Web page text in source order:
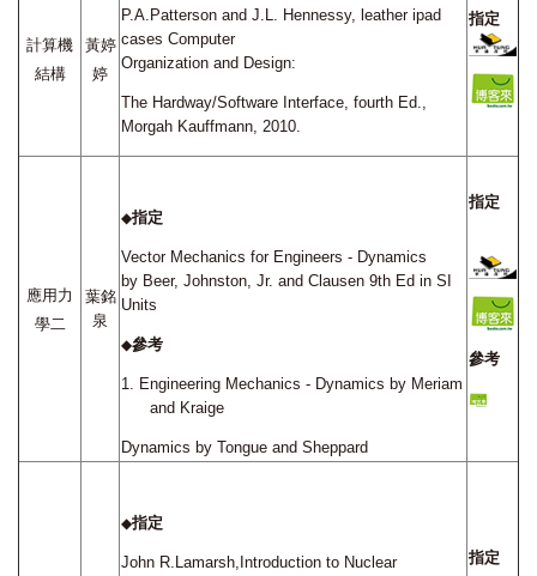
計算機
結構
黃婷
婷
P.A.Patterson and J.L. Hennessy, leather ipad
cases Computer
Organization and Design:
The Hardway/Software Interface, fourth Ed.,
Morgah Kauffmann, 2010.
指定
應用力
學二
葉銘
泉
◆指定
Vector Mechanics for Engineers - Dynamics
by Beer, Johnston, Jr. and Clausen 9th Ed in SI
Units
◆參考
1.
Engineering Mechanics - Dynamics by Meriam
and Kraige
Dynamics by Tongue and Sheppard
指定
參考
◆指定
John R.Lamarsh,Introduction to Nuclear 指定